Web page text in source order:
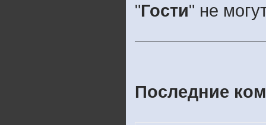
"Гости" не
Последние